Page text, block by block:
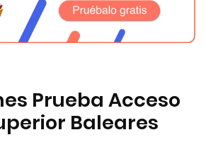
Prueba Acceso
Baleares